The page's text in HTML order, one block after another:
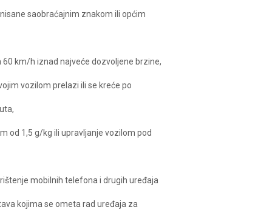
saobraćajnim znakom ili općim
km/h iznad najveće dozvoljene brzine,
vozilom prelazi ili se kreće po
od 1,5 g/kg ili upravljanje vozilom pod
mobilnih telefona i drugih uređaja
kojima se ometa rad uređaja za